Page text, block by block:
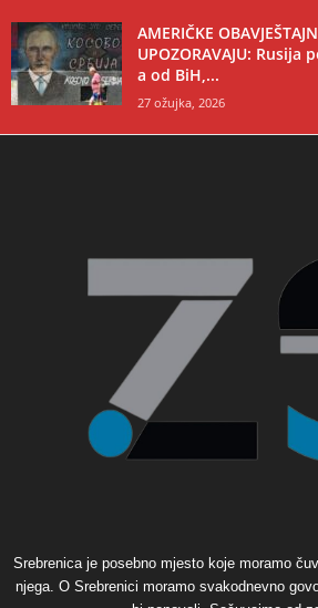
AMERIČKE
UPOZORAVAJU: Rusija
a od BiH,...
27 ožujka, 2026
Srebrenica je posebno mjesto koje moramo
njega. O Srebrenici moramo svakodnevno